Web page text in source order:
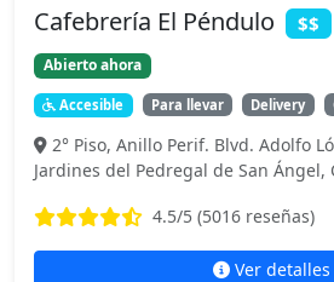
Cafebrería El Péndulo $$
Abierto ahora
Accesible Para llevar Delivery
2° Piso, Anillo Perif. Blvd. Adolfo
Jardines del Pedregal de San Ángel,
4.5/5 (5016 reseñas)
Ver detalles